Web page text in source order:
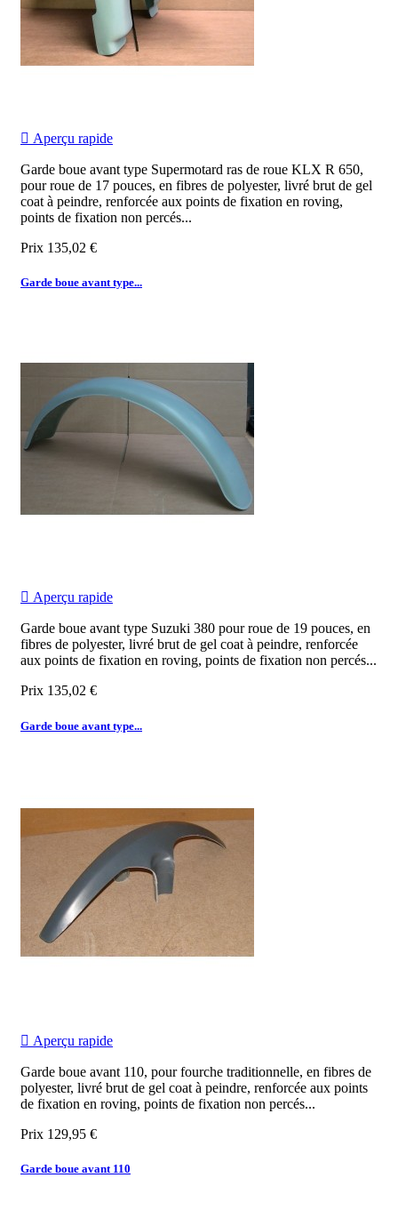
 Aperçu rapide
Garde boue avant type Supermotard ras de roue KLX R 650,
pour roue de 17 pouces, en fibres de polyester, livré brut de gel
coat à peindre, renforcée aux points de fixation en roving,
points de fixation non percés...
Prix 135,02 €
Garde boue avant type...
 Aperçu rapide
Garde boue avant type Suzuki 380 pour roue de 19 pouces, en
fibres de polyester, livré brut de gel coat à peindre, renforcée
aux points de fixation en roving, points de fixation non percés...
Prix 135,02 €
Garde boue avant type...
 Aperçu rapide
Garde boue avant 110, pour fourche traditionnelle, en fibres de
polyester, livré brut de gel coat à peindre, renforcée aux points
de fixation en roving, points de fixation non percés...
Prix 129,95 €
Garde boue avant 110